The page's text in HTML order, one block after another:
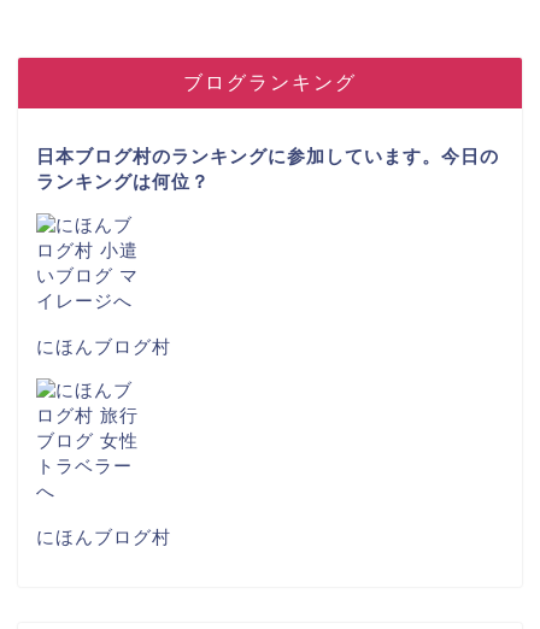
ブログランキング
日本ブログ村のランキングに参加しています。今日の
ランキングは何位？
にほんブログ村
にほんブログ村